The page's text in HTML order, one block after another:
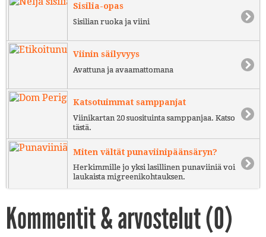
Sisilia-opas
Sisilian ruoka ja viini
Viinin säilyvyys
Avattuna ja avaamattomana
Katsotuimmat samppanjat
Viinikartan 20 suosituinta samppanjaa. Katso
tästä.
Miten vältät punaviinipäänsäryn?
Herkimmille jo yksi lasillinen punaviiniä voi
laukaista migreenikohtauksen.
Kommentit & arvostelut (0)